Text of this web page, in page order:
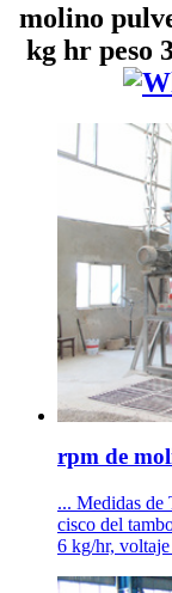
molino
kg hr peso
rpm de
... Medidas de
cisco del
6 kg/hr,